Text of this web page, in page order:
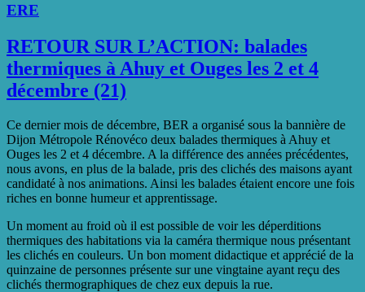
ERE
RETOUR SUR L’ACTION: balades
thermiques à Ahuy et Ouges les 2 et 4
décembre (21)
Ce dernier mois de décembre, BER a organisé sous la bannière de
Dijon Métropole Rénovéco deux balades thermiques à Ahuy et
Ouges les 2 et 4 décembre. A la différence des années précédentes,
nous avons, en plus de la balade, pris des clichés des maisons ayant
candidaté à nos animations. Ainsi les balades étaient encore une fois
riches en bonne humeur et apprentissage.
Un moment au froid où il est possible de voir les déperditions
thermiques des habitations via la caméra thermique nous présentant
les clichés en couleurs. Un bon moment didactique et apprécié de la
quinzaine de personnes présente sur une vingtaine ayant reçu des
clichés thermographiques de chez eux depuis la rue.